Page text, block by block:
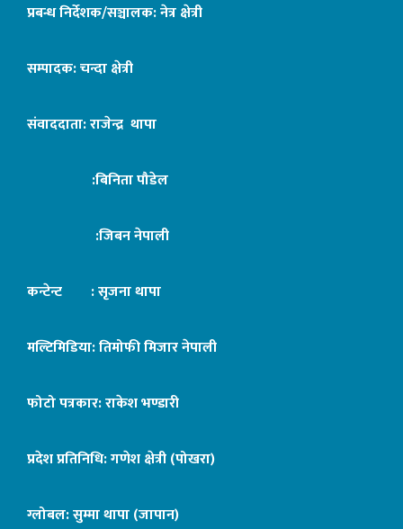
प्रबन्ध निर्देशक/सञ्चालक: नेत्र क्षेत्री
सम्पादक: चन्दा क्षेत्री
संवाददाता: राजेन्द्र थापा
:बिनिता पौडेल
:जिबन नेपाली
कन्टेन्ट : सृजना थापा
मल्टिमिडिया: तिमोफी मिजार नेपाली
फोटो पत्रकार: राकेश भण्डारी
प्रदेश प्रतिनिधि: गणेश क्षेत्री (पोखरा)
ग्लोबल: सुम्मा थापा (जापान)